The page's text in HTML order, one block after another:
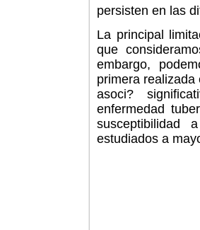
persisten en las
La principal
que
embargo,
primera
asoci?
enfermedad
estudiados a